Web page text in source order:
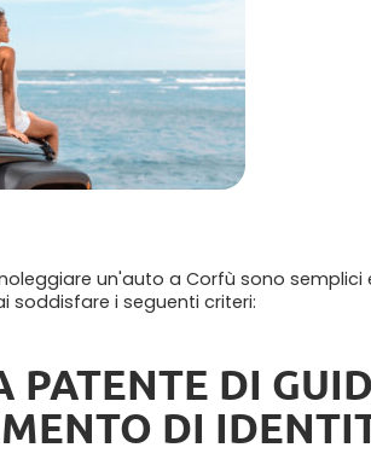
un'auto a Corfù sono semplici
soddisfare i seguenti criteri:
PATENTE DI
DI